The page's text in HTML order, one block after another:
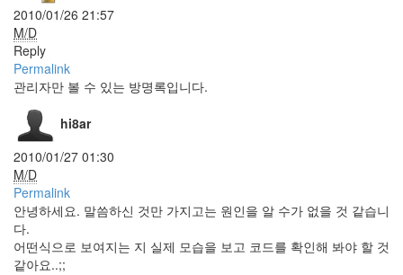
2010/01/26 21:57
M/D
Reply
Permalink
관리자만 볼 수 있는 방명록입니다.
hi8ar
2010/01/27 01:30
M/D
Permalink
안녕하세요. 말씀하신 것만 가지고는 원인을 알 수가 없을 것 같습니
다.
어떤식으로 보여지는 지 실제 모습을 보고 코드를 확인해 봐야 할 것
같아요..;;
닝
팝
스
AquaSoft.org
Mellow
HDMI
하기
kooo
파
이
어
폭
스